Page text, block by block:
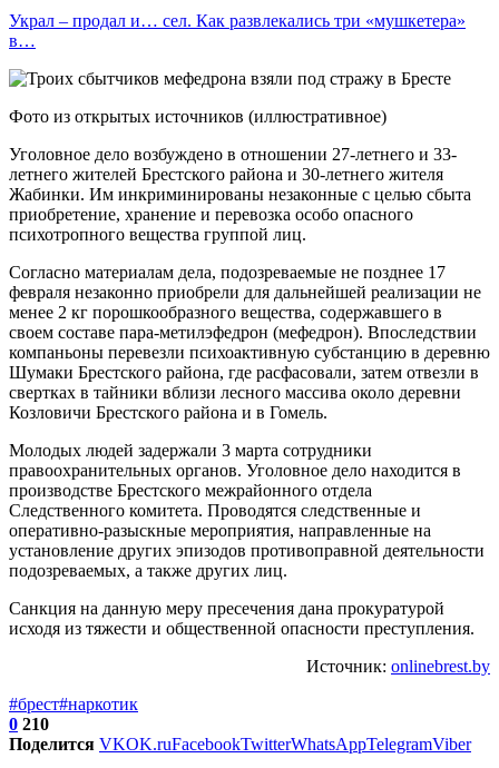
Украл – продал и… сел. Как развлекались три «мушкетера»
в…
Фото из открытых источников (иллюстративное)
Уголовное дело возбуждено в отношении 27-летнего и 33-
летнего жителей Брестского района и 30-летнего жителя
Жабинки. Им инкриминированы незаконные с целью сбыта
приобретение, хранение и перевозка особо опасного
психотропного вещества группой лиц.
Согласно материалам дела, подозреваемые не позднее 17
февраля незаконно приобрели для дальнейшей реализации не
менее 2 кг порошкообразного вещества, содержавшего в
своем составе пара-метилэфедрон (мефедрон). Впоследствии
компаньоны перевезли психоактивную субстанцию в деревню
Шумаки Брестского района, где расфасовали, затем отвезли в
свертках в тайники вблизи лесного массива около деревни
Козловичи Брестского района и в Гомель.
Молодых людей задержали 3 марта сотрудники
правоохранительных органов. Уголовное дело находится в
производстве Брестского межрайонного отдела
Следственного комитета. Проводятся следственные и
оперативно-разыскные мероприятия, направленные на
установление других эпизодов противоправной деятельности
подозреваемых, а также других лиц.
Санкция на данную меру пресечения дана прокуратурой
исходя из тяжести и общественной опасности преступления.
Источник: onlinebrest.by
#брест#наркотик
0 210
Поделится VKOK.ruFacebookTwitterWhatsAppTelegramViber